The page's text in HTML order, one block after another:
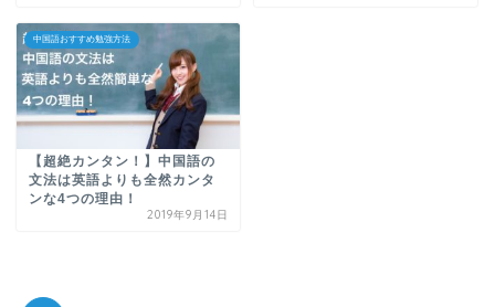
中国語おすすめ勉強方法
【超絶カンタン！】中国語の
文法は英語よりも全然カンタ
ンな4つの理由！
2019年9月14日